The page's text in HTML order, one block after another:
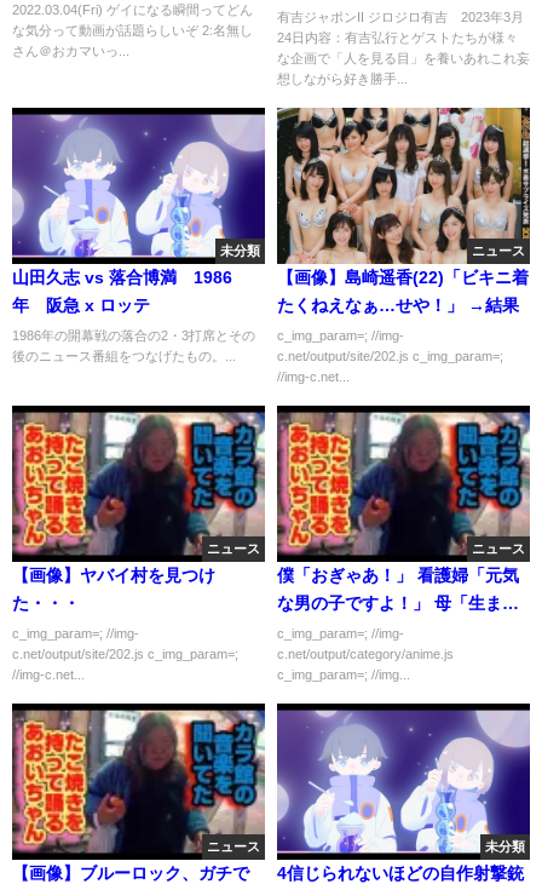
2022.03.04(Fri) ゲイになる瞬間ってどん
な気分って動画が話題らしいぞ 2:名無し
さん＠おカマいっ...
した瞬間SP 3月24日
有吉ジャポンII ジロジロ有吉 2023年3月
24日内容：有吉弘行とゲストたちが様々
な企画で「人を見る目」を養いあれこれ妄
想しながら好き勝手...
未分類
山田久志 vs 落合博満 1986
年 阪急 x ロッテ
1986年の開幕戦の落合の2・3打席とその
後のニュース番組をつなげたもの。...
ニュース
【画像】島崎遥香(22)「ビキニ着
たくねえなぁ…せや！」 →結果
c_img_param=; //img-
c.net/output/site/202.js c_img_param=;
//img-c.net...
ニュース
【画像】ヤバイ村を見つけ
た・・・
c_img_param=; //img-
c.net/output/site/202.js c_img_param=;
//img-c.net...
ニュース
僕「おぎゃあ！」 看護婦「元気
な男の子ですよ！」 母「生まれ
てきてくれてありがとう！」
c_img_param=; //img-
c.net/output/category/anime.js
c_img_param=; //img...
ニュース
【画像】ブルーロック、ガチで
未分類
4信じられないほどの自作射撃銃